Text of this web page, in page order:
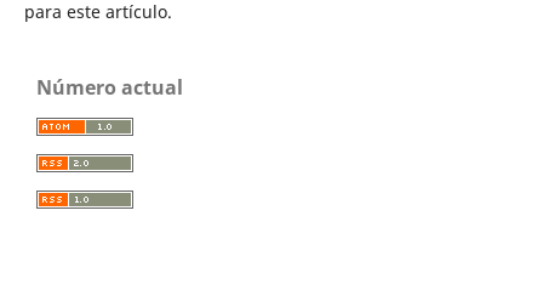
para este artículo.
Número actual